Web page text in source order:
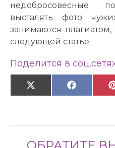
недобросовесные
высталять фото
занимаются
следующей статье.
Поделится в
Share on
X
(Twitter)
Share on
Facebook